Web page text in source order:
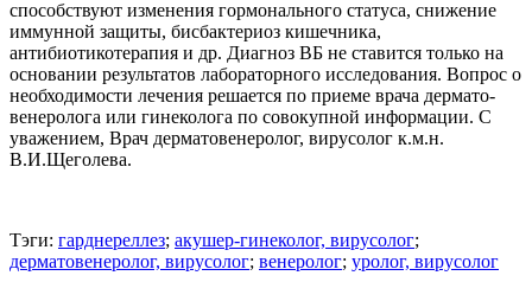
способствуют изменения гормонального статуса, снижение
иммунной защиты, бисбактериоз кишечника,
антибиотикотерапия и др. Диагноз ВБ не ставится только на
основании результатов лабораторного исследования. Вопрос о
необходимости лечения решается по приеме врача дермато-
венеролога или гинеколога по совокупной информации. С
уважением, Врач дерматовенеролог, вирусолог к.м.н.
В.И.Щеголева.
Тэги: гарднереллез; акушер-гинеколог, вирусолог;
дерматовенеролог, вирусолог; венеролог; уролог, вирусолог